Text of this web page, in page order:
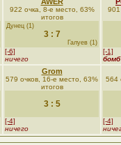
922 очка, 8-е место, 63%
итогов
Дунец (1)
3 : 7
Галуев (1)
[-6]
ничего
901
[-1]
бомб
Grom
579 очков, 16-е место, 63%
итогов
3 : 5
[-4]
ничего
564
[-4]